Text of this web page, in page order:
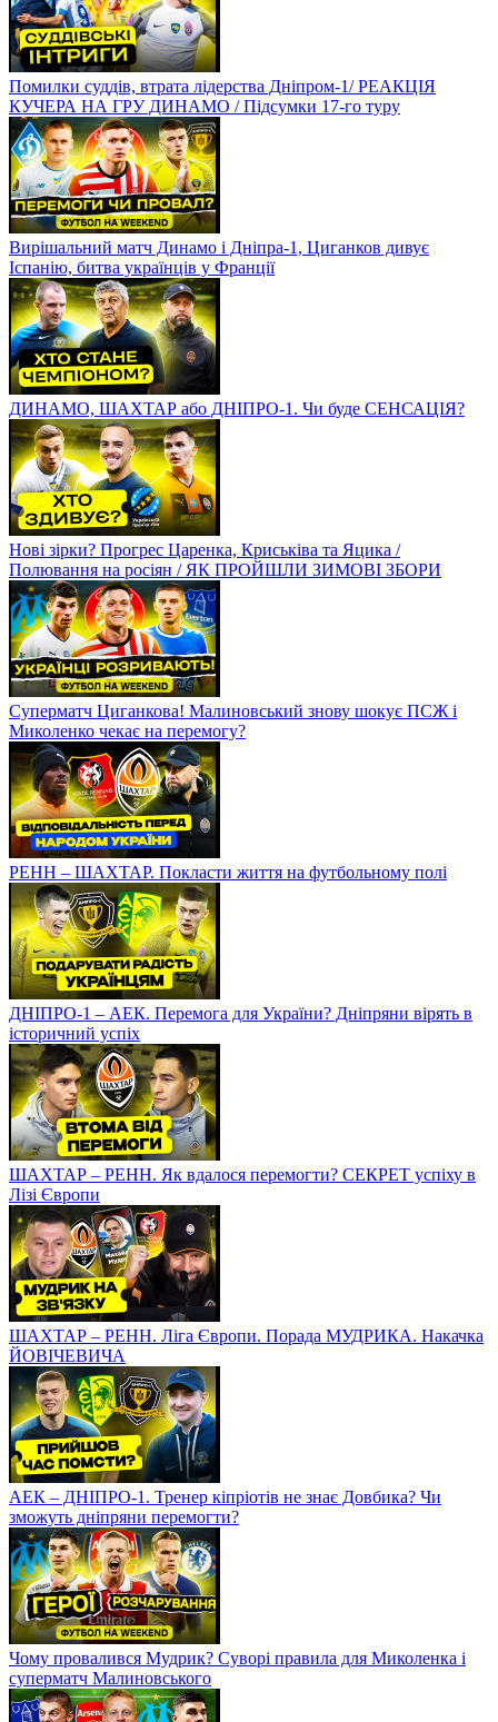
Помилки суддів, втрата лідерства Дніпром-1/ РЕАКЦІЯ
КУЧЕРА НА ГРУ ДИНАМО / Підсумки 17-го туру
Вирішальний матч Динамо і Дніпра-1, Циганков дивує
Іспанію, битва українців у Франції
ДИНАМО, ШАХТАР або ДНІПРО-1. Чи буде СЕНСАЦІЯ?
Нові зірки? Прогрес Царенка, Криськіва та Яцика /
Полювання на росіян / ЯК ПРОЙШЛИ ЗИМОВІ ЗБОРИ
Суперматч Циганкова! Малиновський знову шокує ПСЖ і
Миколенко чекає на перемогу?
РЕНН – ШАХТАР. Покласти життя на футбольному полі
ДНІПРО-1 – АЕК. Перемога для України? Дніпряни вірять в
історичний успіх
ШАХТАР – РЕНН. Як вдалося перемогти? СЕКРЕТ успіху в
Лізі Європи
ШАХТАР – РЕНН. Ліга Європи. Порада МУДРИКА. Накачка
ЙОВІЧЕВИЧА
АЕК – ДНІПРО-1. Тренер кіпріотів не знає Довбика? Чи
зможуть дніпряни перемогти?
Чому провалився Мудрик? Суворі правила для Миколенка і
суперматч Малиновського